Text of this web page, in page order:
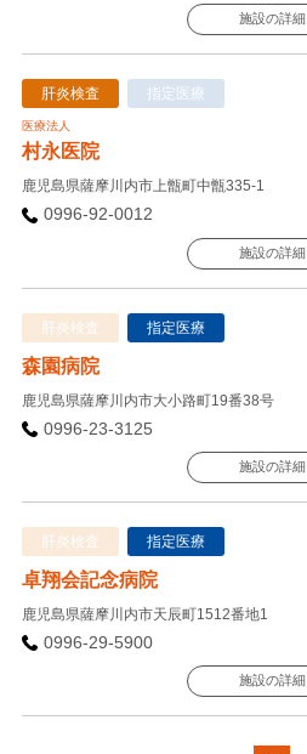
施設の詳細
肝炎検査 指定医療
医療法人
村永医院
鹿児島県薩摩川内市上甑町中甑335-1
0996-92-0012
施設の詳細
肝炎検査 指定医療
森園病院
鹿児島県薩摩川内市大小路町19番38号
0996-23-3125
施設の詳細
肝炎検査 指定医療
卓翔会記念病院
鹿児島県薩摩川内市天辰町1512番地1
0996-29-5900
施設の詳細